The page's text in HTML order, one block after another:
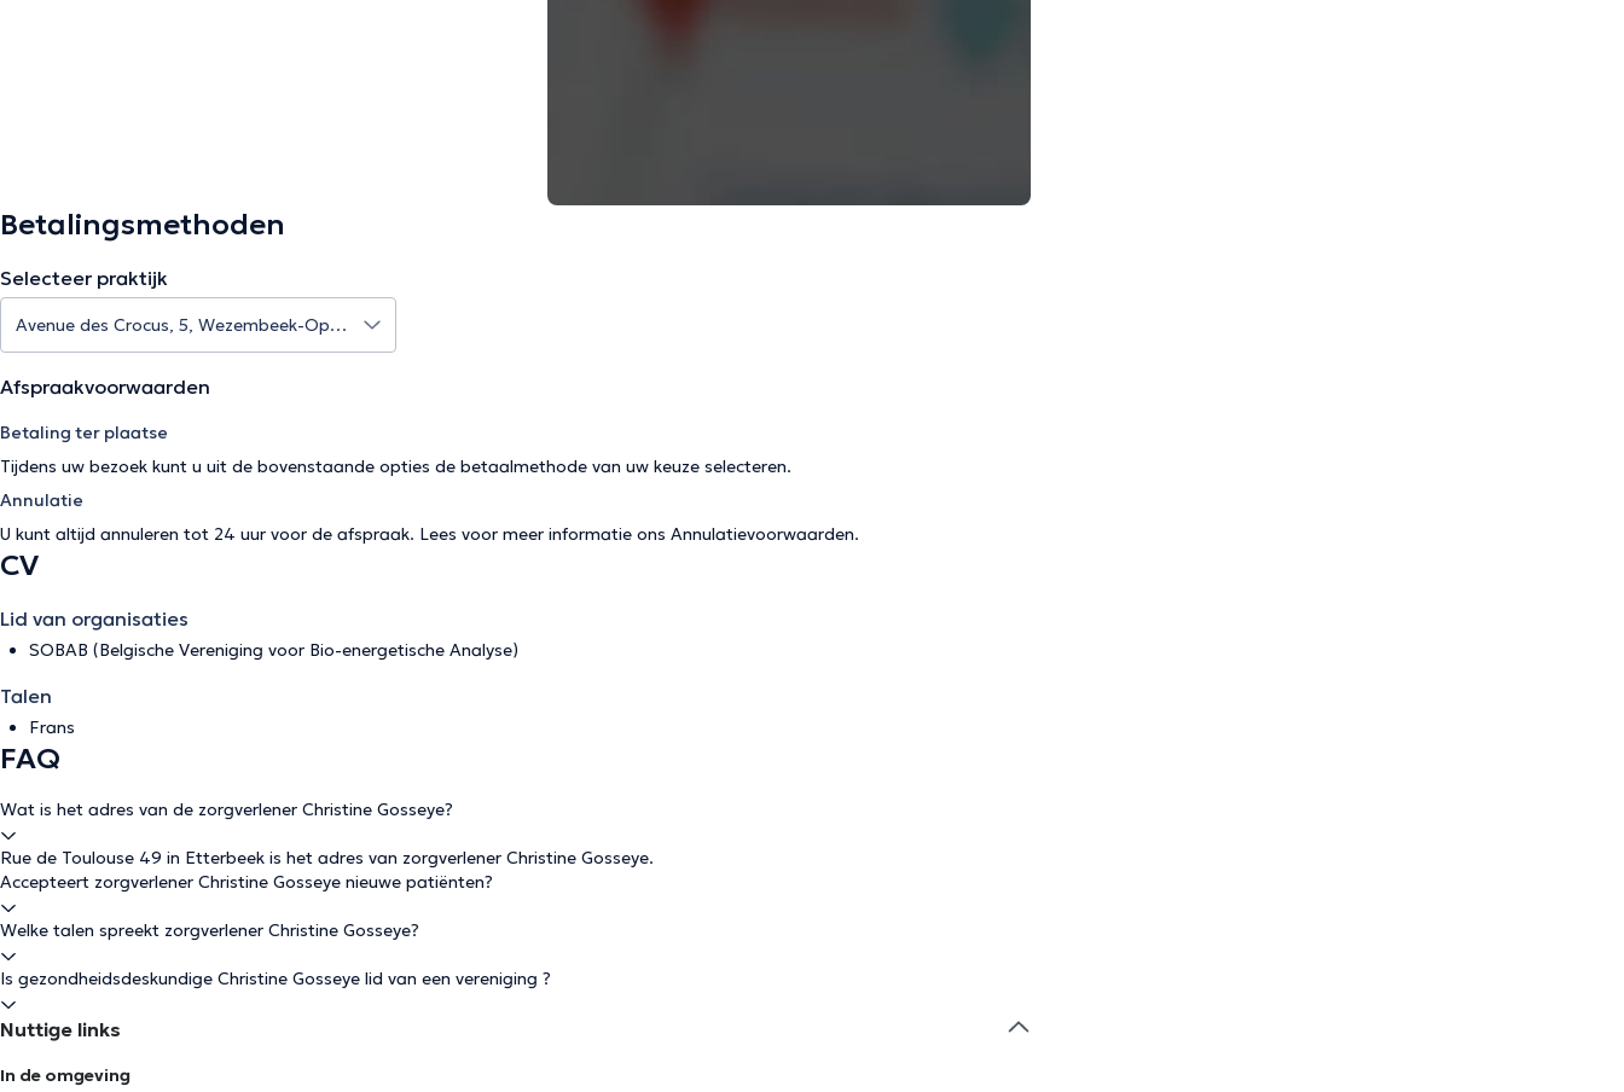
Betalingsmethoden
Selecteer praktijk
Afspraakvoorwaarden
Betaling ter plaatse
Tijdens uw bezoek kunt u uit de bovenstaande opties de betaalmethode van uw keuze selecteren.
Annulatie
U kunt altijd annuleren tot 24 uur voor de afspraak. Lees voor meer informatie ons Annulatievoorwaarden.
CV
Lid van organisaties
SOBAB (Belgische Vereniging voor Bio-energetische Analyse)
Talen
Frans
FAQ
Wat is het adres van de zorgverlener Christine Gosseye?
Rue de Toulouse 49 in Etterbeek is het adres van zorgverlener Christine Gosseye.
Accepteert zorgverlener Christine Gosseye nieuwe patiënten?
Welke talen spreekt zorgverlener Christine Gosseye?
Is gezondheidsdeskundige Christine Gosseye lid van een vereniging ?
Nuttige links
In de omgeving